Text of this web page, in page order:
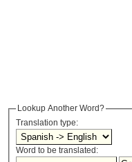
Lookup Another Word?
Translation type:
Word to be translated: